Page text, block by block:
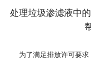
处理垃圾渗滤液中
为了满足排放许可要求